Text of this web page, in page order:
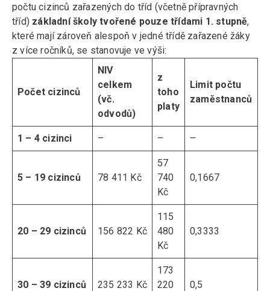
počtu cizinců zařazených do tříd (včetně přípravných
tříd) základní školy tvořené pouze třídami 1. stupně,
které mají zároveň alespoň v jedné třídě zařazené žáky
z více ročníků, se stanovuje ve výši:
Počet cizinců
NIV
celkem
(vč.
odvodů)
z
toho
platy
Limit počtu
zaměstnanců
1 – 4 cizinci – – –
5 – 19 cizinců 78 411 Kč
57
740
Kč
0,1667
20 – 29 cizinců 156 822 Kč
115
480
Kč
0,3333
30 – 39 cizinců 235 233 Kč
173
220
0,5